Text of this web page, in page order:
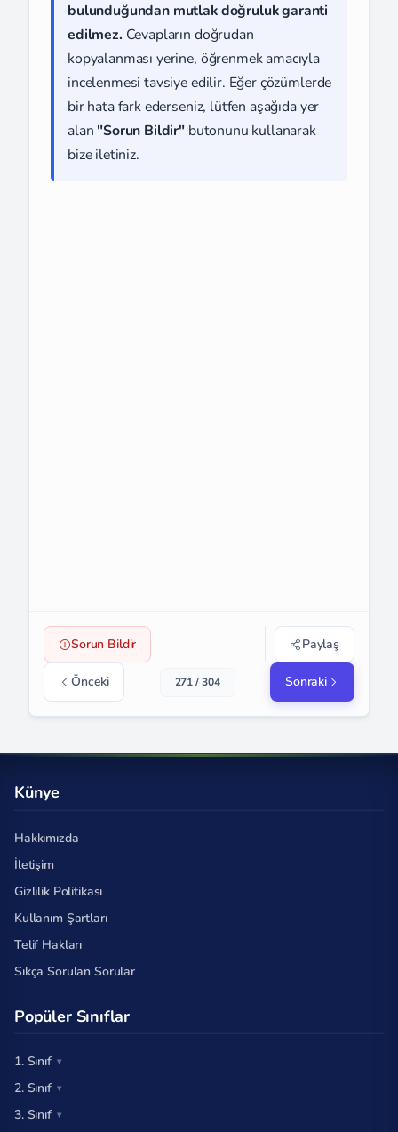
bulunduğundan mutlak doğruluk garanti
edilmez. Cevapların doğrudan
kopyalanması yerine, öğrenmek amacıyla
incelenmesi tavsiye edilir. Eğer çözümlerde
bir hata fark ederseniz, lütfen aşağıda yer
alan "Sorun Bildir" butonunu kullanarak
bize iletiniz.
Sorun Bildir Paylaş
Önceki 271 / 304 Sonraki
Künye
Hakkımızda
İletişim
Gizlilik Politikası
Kullanım Şartları
Telif Hakları
Sıkça Sorulan Sorular
Popüler Sınıflar
1. Sınıf
2. Sınıf
3. Sınıf